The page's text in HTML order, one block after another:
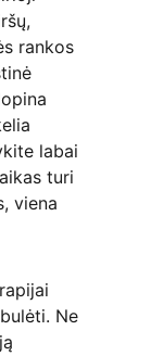
rankos
labai
turi
viena
Ne